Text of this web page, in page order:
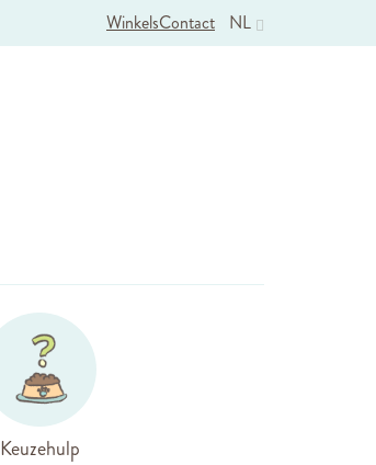
NL
WinkelsContact
Keuzehulp